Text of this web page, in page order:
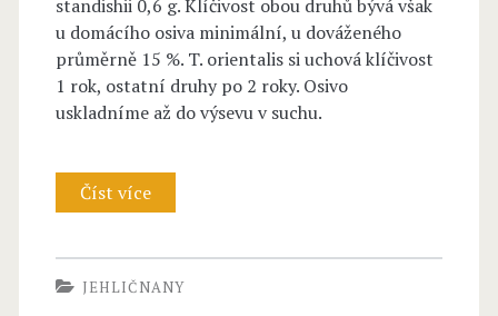
p
r
e
s
standishii 0,6 g. Klíčivost obou druhů bývá však
u domácího osiva minimální, u dováženého
průměrně 15 %. T. orientalis si uchová klíčivost
1 rok, ostatní druhy po 2 roky. Osivo
uskladníme až do výsevu v suchu.
Číst víceT
JEHLIČNANY